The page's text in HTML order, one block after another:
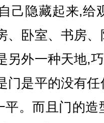
己隐藏起来,给
、卧室、书房
另外一种天地,
门是平的没有
平。而且门的